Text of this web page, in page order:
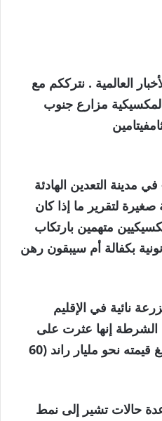
الأخبار العالمية . نترككم مع
مزارع جنوب
في مدينة التعدين الهادئة
لتقرير ما إذا كان
متهمين بارتكاب
بكفالة أم سيبقون رهن
نائية في الإقليم
الشرطة إنها عثرت على
معمل كبير للميثامفيتامين تبلغ قيمته نحو مليار راند (60
حالات تشير إلى نمط